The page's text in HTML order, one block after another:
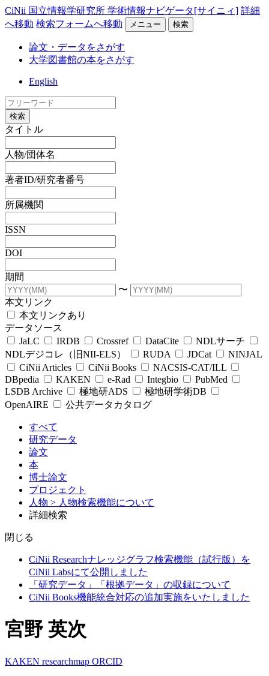
CiNii 国立情報学研究所 学術情報ナビゲータ[サイニィ] 詳細
へ移動 検索フォームへ移動 メニュー 検索
論文・データをさがす
大学図書館の本をさがす
English
検索
タイトル
人物/団体名
著者ID/研究者番号
所属機関
ISSN
DOI
期間
〜
本文リンク
本文リンクあり
データソース
JaLC
IRDB Crossref DataCite
NDLサーチ
NDLデジコレ（旧NII-ELS）
RUDA JDCat
NINJAL
CiNii Articles
CiNii Books
NACSIS-CAT/ILL
DBpedia
KAKEN e-Rad Integbio
PubMed
LSDB Archive
極地研ADS
極地研学術DB
OpenAIRE
公共データカタログ
すべて
研究データ
論文
本
博士論文
プロジェクト
人物 > 人物検索機能について
詳細検索
閉じる
CiNii Researchナレッジグラフ検索機能（試行版）を
CiNii Labsにて公開しました
「研究データ」「根拠データ」の収録について
CiNii Books機能統合対応の追加実施をいたしました
宮野 英次
KAKEN researchmap ORCID